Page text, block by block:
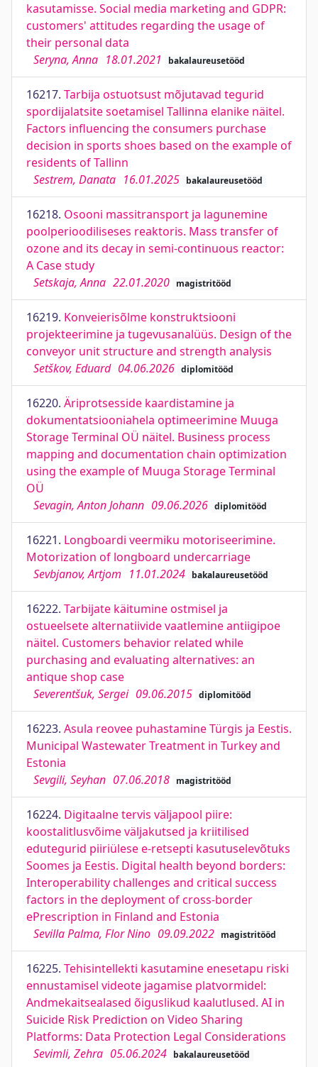
kasutamisse. Social media marketing and GDPR:
customers' attitudes regarding the usage of
their personal data
Seryna, Anna 18.01.2021 bakalaureusetööd
16217. Tarbija ostuotsust mõjutavad tegurid
spordijalatsite soetamisel Tallinna elanike näitel.
Factors influencing the consumers purchase
decision in sports shoes based on the example of
residents of Tallinn
Sestrem, Danata 16.01.2025 bakalaureusetööd
16218. Osooni massitransport ja lagunemine
poolperioodiliseses reaktoris. Mass transfer of
ozone and its decay in semi-continuous reactor:
A Case study
Setskaja, Anna 22.01.2020 magistritööd
16219. Konveierisõlme konstruktsiooni
projekteerimine ja tugevusanalüüs. Design of the
conveyor unit structure and strength analysis
Setškov, Eduard 04.06.2026 diplomitööd
16220. Äriprotsesside kaardistamine ja
dokumentatsiooniahela optimeerimine Muuga
Storage Terminal OÜ näitel. Business process
mapping and documentation chain optimization
using the example of Muuga Storage Terminal
OÜ
Sevagin, Anton Johann 09.06.2026 diplomitööd
16221. Longboardi veermiku motoriseerimine.
Motorization of longboard undercarriage
Sevbjanov, Artjom 11.01.2024 bakalaureusetööd
16222. Tarbijate käitumine ostmisel ja
ostueelsete alternatiivide vaatlemine antiigipoe
näitel. Customers behavior related while
purchasing and evaluating alternatives: an
antique shop case
Severentšuk, Sergei 09.06.2015 diplomitööd
16223. Asula reovee puhastamine Türgis ja Eestis.
Municipal Wastewater Treatment in Turkey and
Estonia
Sevgili, Seyhan 07.06.2018 magistritööd
16224. Digitaalne tervis väljapool piire:
koostalitlusvõime väljakutsed ja kriitilised
edutegurid piiriülese e-retsepti kasutuselevõtuks
Soomes ja Eestis. Digital health beyond borders:
Interoperability challenges and critical success
factors in the deployment of cross-border
ePrescription in Finland and Estonia
Sevilla Palma, Flor Nino 09.09.2022 magistritööd
16225. Tehisintellekti kasutamine enesetapu riski
ennustamisel videote jagamise platvormidel:
Andmekaitsealased õiguslikud kaalutlused. AI in
Suicide Risk Prediction on Video Sharing
Platforms: Data Protection Legal Considerations
Sevimli, Zehra 05.06.2024 bakalaureusetööd